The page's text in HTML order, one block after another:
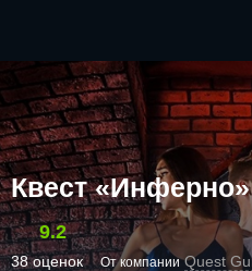
Квест «Инферно»
9.2
38 оценок От компании Quest